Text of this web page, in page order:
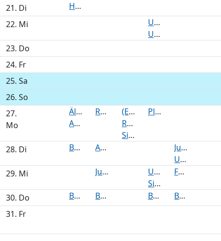
21. Di
Haushalts- und Vergabeausschuss
22. Mi
Unterausschuss für Bauangelegenheiten des Regionalausschusses Bramfeld-Steilshoop-Farmsen-Berne
Unterausschuss für Bauangelegenheiten des Regionalausschusses Rahlstedt
23. Do
24. Fr
25. Sa
26. So
27.
Mo
Ältestenrat/ Geschäftsordnungsausschuss
Ausschuss für Soziales, Integration, Gleichstellung, Senioren, Geflüchtete und Gesundheit
Regionalausschuss Lokstedt/Niendorf/Schnelsen
(EWi) Unterausschuss Bau des Regionalausschusses Eppendorf-Winterhude (nichtöffentlich)
Regionalausschuss Langenhorn-Fuhlsbüttel-Ohlsdorf-Alsterdorf-Groß Borstel
Sitzung des Vergabeausschusses
Planungsausschuss
28. Di Bauausschuss Ausschuss für Soziales, Seniorenangelegenheiten, Arbeit, Integration, Bildung, Gesundheit, Gleichstellung, Straffälligen und Gerichtshilfe
Jugendhilfeausschuss
Unterausschuss für Bauangelegenheiten
29. Mi
Jugendhilfeausschuss
Unterausschuss für Bauangelegenheiten des Regionalausschusses Walddörfer
Sitzung der öffentlichen Plandiskussion
Fachausschuss für Bauangelegenheiten
30. Do Bezirksversammlung Bezirksversammlung Bezirksversammlung Wandsbek
Bezirksversammlung Bergedorf
31. Fr